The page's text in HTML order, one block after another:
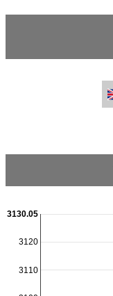
3110
3120
3130.05